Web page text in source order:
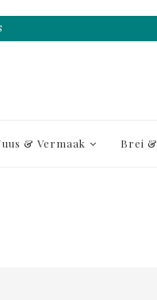
& Vermaak Brei